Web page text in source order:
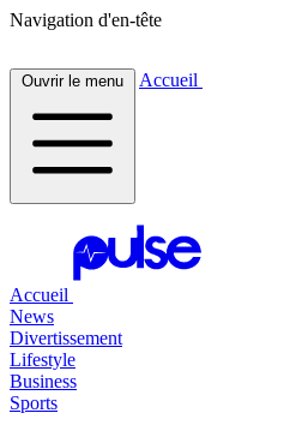
Navigation d'en-tête
Ouvrir le menu Accueil
Accueil
News
Divertissement
Lifestyle
Business
Sports